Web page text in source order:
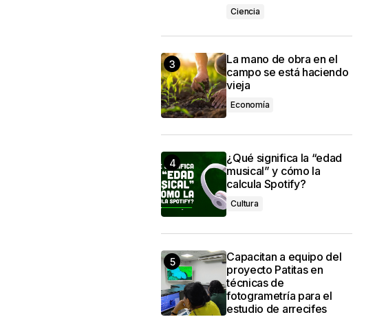
Ciencia
La mano de obra en el
campo se está haciendo
vieja
Economía
¿Qué significa la “edad
musical” y cómo la
calcula Spotify?
Cultura
Capacitan a equipo del
proyecto Patitas en
técnicas de
fotogrametría para el
estudio de arrecifes